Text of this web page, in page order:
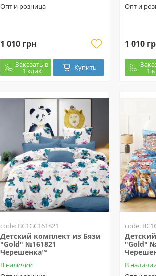
Опт и розница
1 010 грн
Заказать в
1 клик Купить
Опт и
1 010
1
code: BC1GC161821
Детский комплект из Бязи
"Gold" №161821
Черешенка™
В наличии
code:
"Gold"
В